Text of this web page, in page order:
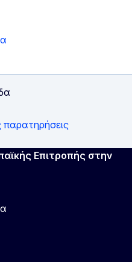
παρατηρήσεις
Επιτροπής στην